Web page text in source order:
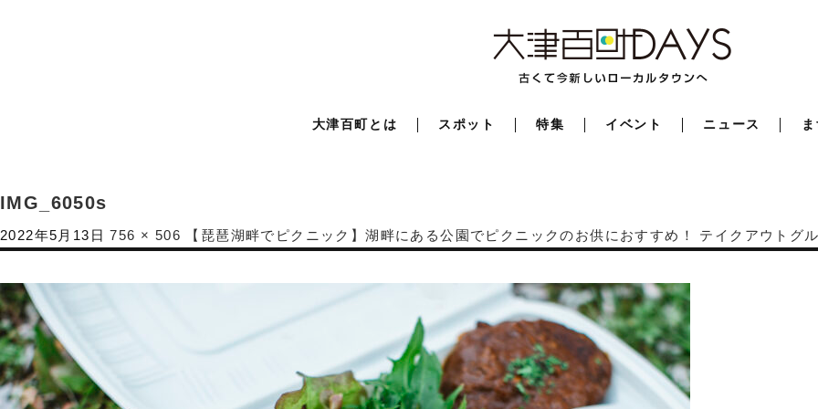
大津百町とは スポット 特集 イベント ニュース
IMG_6050s
2022年5月13日 756 × 506 【琵琶湖畔でピクニック】湖畔にある公園でピクニックのお供におすすめ！ テイクアウトグ